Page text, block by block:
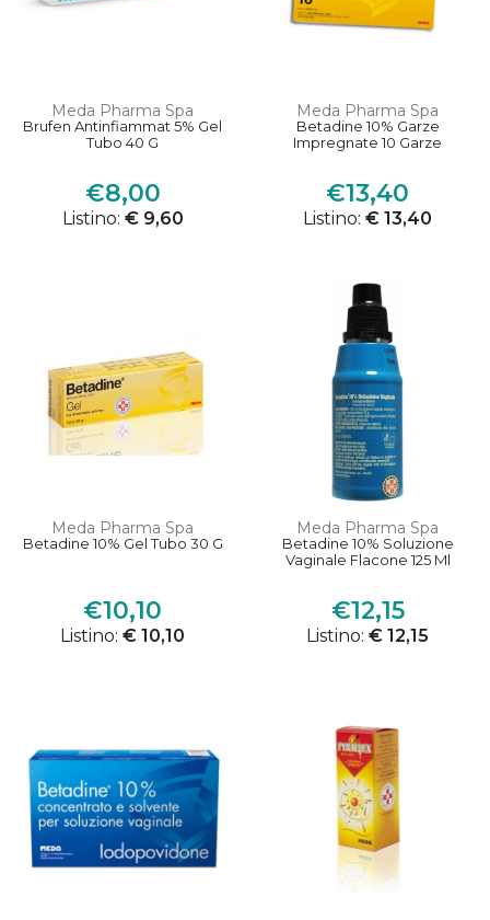
Meda Pharma Spa
Brufen Antinfiammat 5% Gel
Tubo 40 G
€8,00
Listino: € 9,60
Meda Pharma Spa
Betadine 10% Garze
Impregnate 10 Garze
€13,40
Listino: € 13,40
Meda Pharma Spa
Betadine 10% Gel Tubo 30 G
€10,10
Listino: € 10,10
Meda Pharma Spa
Betadine 10% Soluzione
Vaginale Flacone 125 Ml
€12,15
Listino: € 12,15